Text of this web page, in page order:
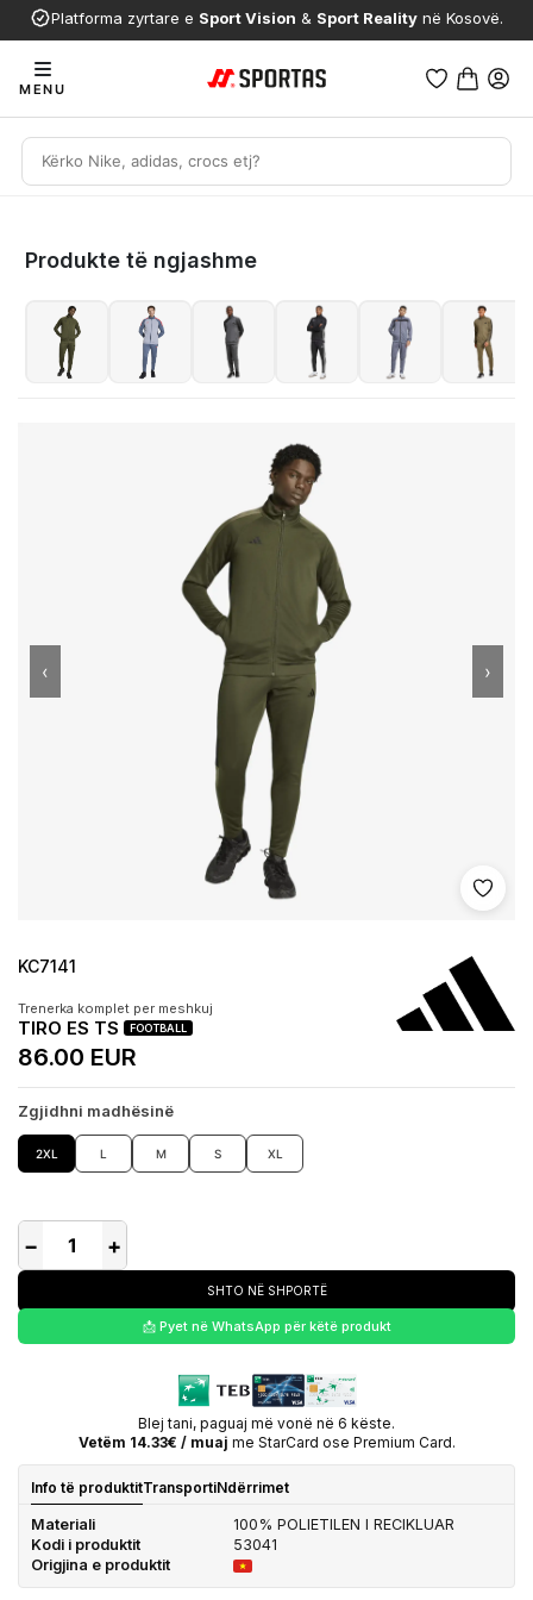
Platforma zyrtare e Sport Vision & Sport Reality në Kosovë.
MENU
Produkte të ngjashme
Shto
‹ ›
KC7141
Trenerka komplet per meshkuj
TIRO ES TS FOOTBALL
86.00 EUR
Zgjidhni madhësinë
2XL L M S XL
− +
SHTO NË SHPORTË
📩 Pyet në WhatsApp për këtë produkt
Blej tani, paguaj më vonë në 6 këste.
Vetëm 14.33€ / muaj me StarCard ose Premium Card.
Info të produktitTransportiNdërrimet
Materiali
100% POLIETILEN I RECIKLUAR
Kodi i produktit
53041
Origjina e produktit